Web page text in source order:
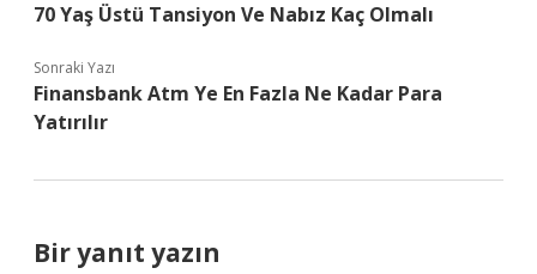
70 Yaş Üstü Tansiyon Ve Nabız Kaç Olmalı
Sonraki Yazı
Finansbank Atm Ye En Fazla Ne Kadar Para
Yatırılır
Bir yanıt yazın